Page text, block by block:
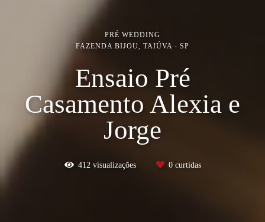
PRÉ WEDDING
FAZENDA BIJOU, TAIÚVA - SP
Ensaio Pré
Casamento Alexia e
Jorge
412 visualizações 0curtidas